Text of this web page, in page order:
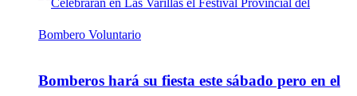
Bomberos hará su fiesta este sábado pero en el